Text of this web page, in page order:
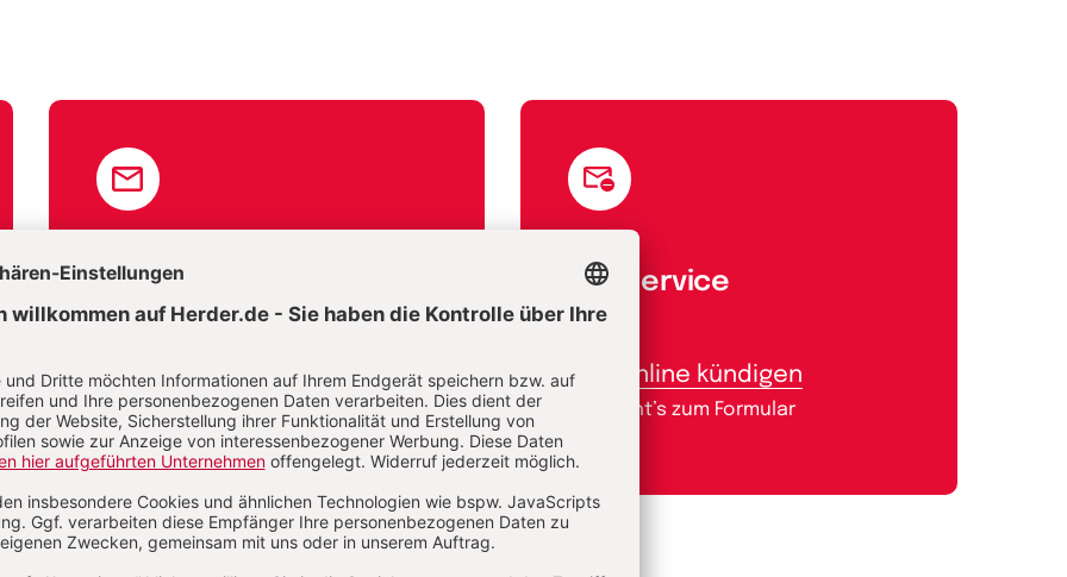
E-Mail und
Onlineservice
kundenservice@herder.de
Wir freuen uns über Ihre Nachricht.
Aboservice
Abo online kündigen
Hier geht’s zum Formular